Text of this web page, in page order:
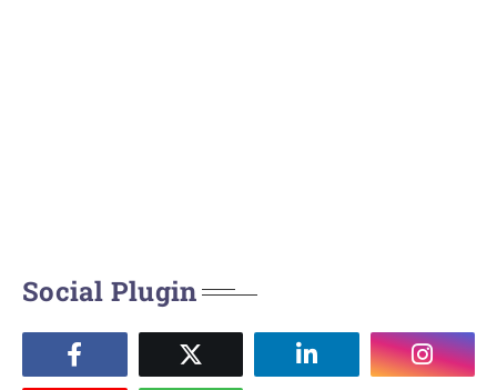
Social Plugin